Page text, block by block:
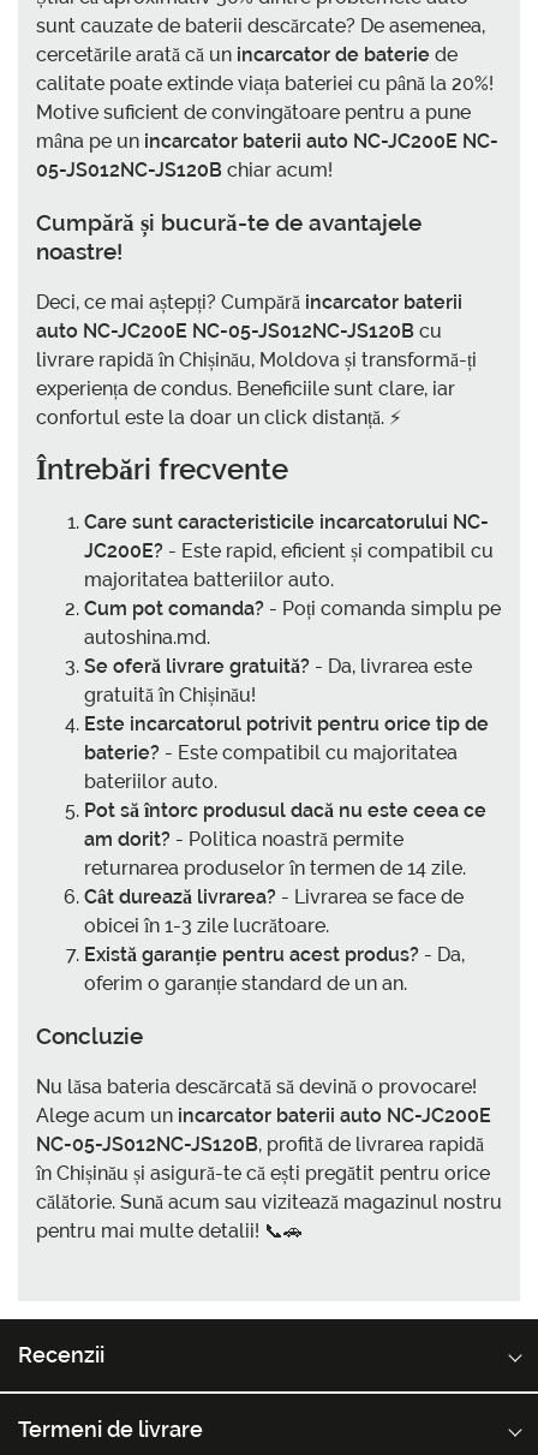
sunt cauzate de baterii descărcate? De asemenea,
cercetările arată că un incarcator de baterie de
calitate poate extinde viața bateriei cu până la 20%!
Motive suficient de convingătoare pentru a pune
mâna pe un incarcator baterii auto NC-JC200E NC-
05-JS012NC-JS120B chiar acum!
Cumpără și bucură-te de avantajele
noastre!
Deci, ce mai aștepți? Cumpără incarcator baterii
auto NC-JC200E NC-05-JS012NC-JS120B cu
livrare rapidă în Chișinău, Moldova și transformă-ți
experiența de condus. Beneficiile sunt clare, iar
confortul este la doar un click distanță. ⚡️
Întrebări frecvente
Care sunt caracteristicile incarcatorului NC-
JC200E? - Este rapid, eficient și compatibil cu
majoritatea batteriilor auto.
Cum pot comanda? - Poți comanda simplu pe
autoshina.md.
Se oferă livrare gratuită? - Da, livrarea este
gratuită în Chișinău!
Este incarcatorul potrivit pentru orice tip de
baterie? - Este compatibil cu majoritatea
bateriilor auto.
Pot să întorc produsul dacă nu este ceea ce
am dorit? - Politica noastră permite
returnarea produselor în termen de 14 zile.
Cât durează livrarea? - Livrarea se face de
obicei în 1-3 zile lucrătoare.
Există garanție pentru acest produs? - Da,
oferim o garanție standard de un an.
Concluzie
Nu lăsa bateria descărcată să devină o provocare!
Alege acum un incarcator baterii auto NC-JC200E
NC-05-JS012NC-JS120B, profită de livrarea rapidă
în Chișinău și asigură-te că ești pregătit pentru orice
călătorie. Sună acum sau vizitează magazinul nostru
pentru mai multe detalii! 📞🚗
Recenzii
Termeni de livrare